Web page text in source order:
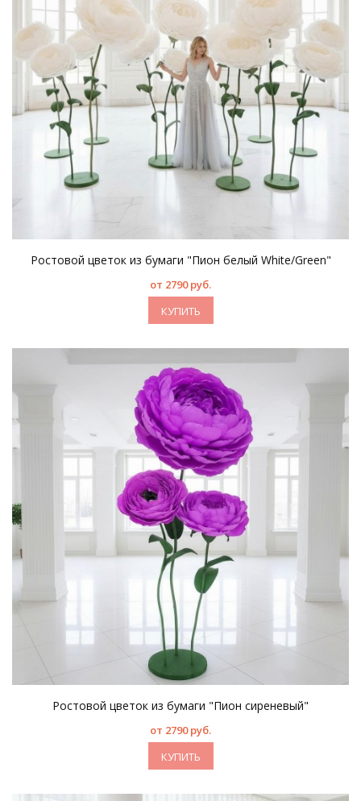
Ростовой цветок из бумаги "Пион белый White/Green"
от 2790 руб.
КУПИТЬ
Ростовой цветок из бумаги "Пион сиреневый"
от 2790 руб.
КУПИТЬ